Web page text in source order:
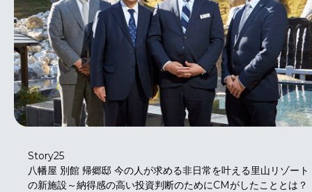
Story25
八幡屋 別館 帰郷邸 今の人が求める非日常を叶える里山リゾート
の新施設～納得感の高い投資判断のためにCMがしたこととは？